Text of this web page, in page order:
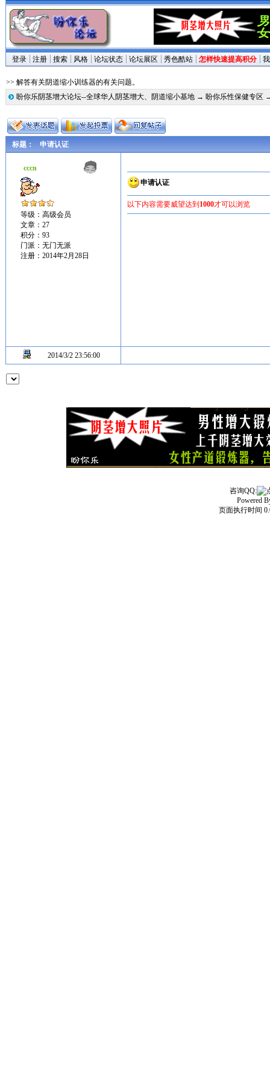
登录 注册 搜索 风格 论坛状态 论坛展区 秀色酷站 怎样快速提高积分
>> 解答有关阴道缩小训练器的有关问题。
盼你乐阴茎增大论坛--全球华人阴茎增大、阴道缩小基地→ 盼你乐性保健专区
标题： 申请认证
cccn
等级：高级会员
文章：27
积分：93
门派：无门无派
注册：2014年2月28日
申请认证
以下内容需要威望达到 1000才可以浏览
2014/3/2 23:56:00
咨询QQ:
Powered
页面执行时间